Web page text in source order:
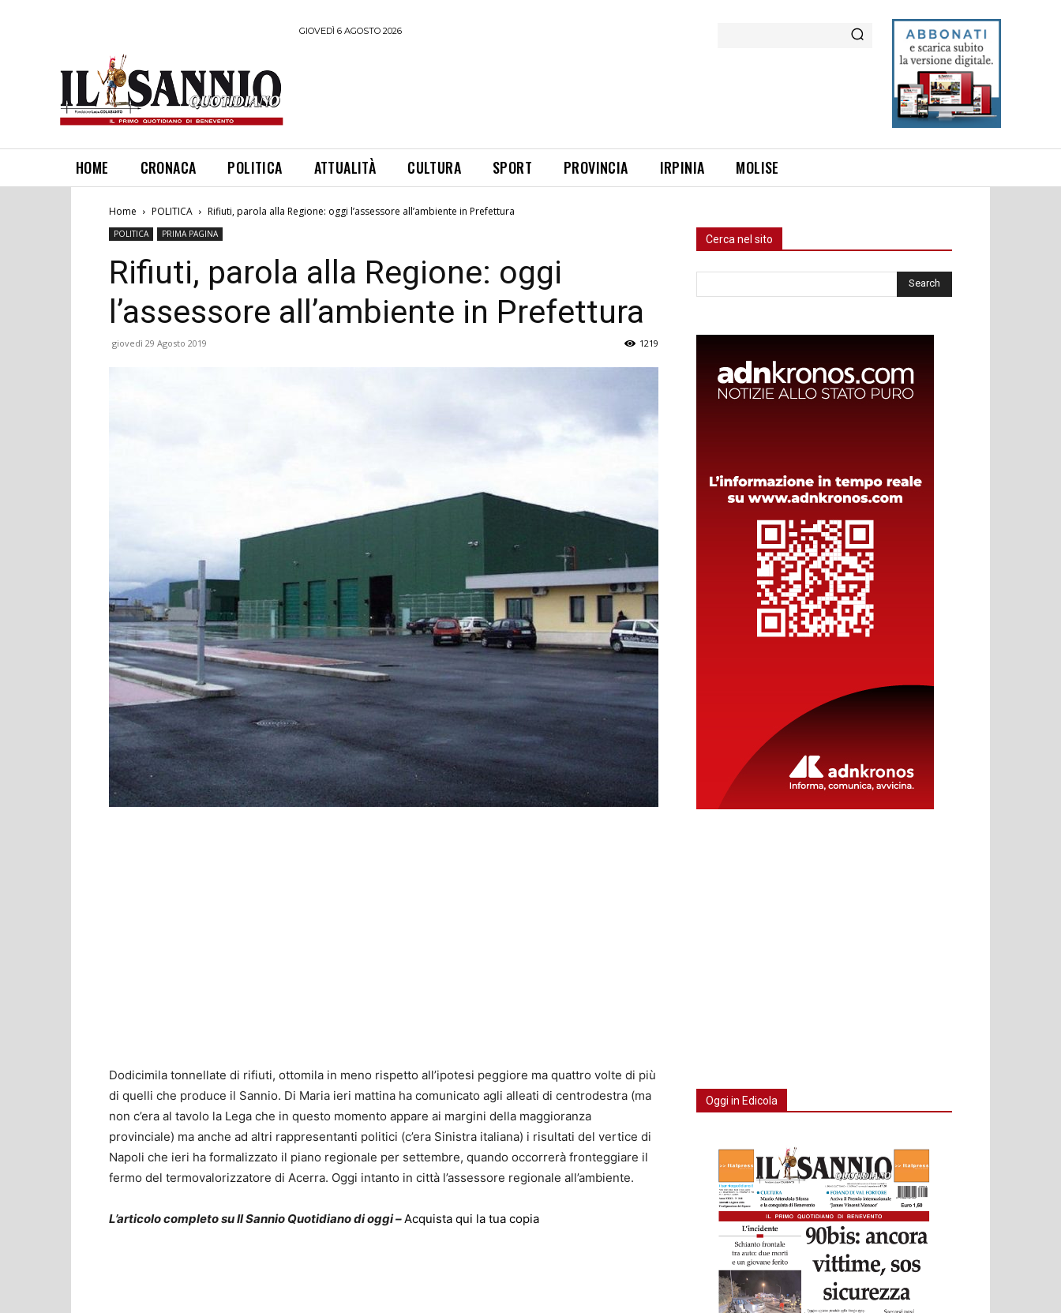
GIOVEDÌ 6 AGOSTO 2026
HOME CRONACA POLITICA ATTUALITÀ CULTURA SPORT PROVINCIA IRPINIA MOLISE
Home POLITICA Rifiuti, parola alla Regione: oggi l’assessore all’ambiente in Prefettura
POLITICA PRIMA PAGINA
Rifiuti, parola alla Regione: oggi
l’assessore all’ambiente in Prefettura
giovedì 29 Agosto 2019 1219
Dodicimila tonnellate di rifiuti, ottomila in meno rispetto all’ipotesi peggiore ma quattro volte di più
di quelli che produce il Sannio. Di Maria ieri mattina ha comunicato agli alleati di centrodestra (ma
non c’era al tavolo la Lega che in questo momento appare ai margini della maggioranza
provinciale) ma anche ad altri rappresentanti politici (c’era Sinistra italiana) i risultati del vertice di
Napoli che ieri ha formalizzato il piano regionale per settembre, quando occorrerà fronteggiare il
fermo del termovalorizzatore di Acerra. Oggi intanto in città l’assessore regionale all’ambiente.
L’articolo completo su Il Sannio Quotidiano di oggi – Acquista qui la tua copia
Cerca nel sito
Oggi in Edicola